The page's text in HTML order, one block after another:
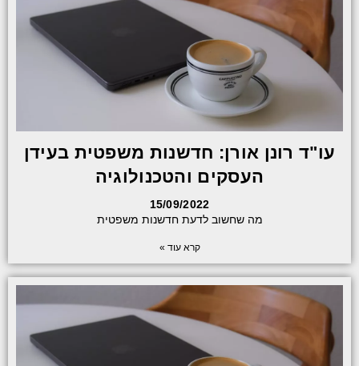
עו"ד רונן אורן: חדשנות משפטית בעידן
העסקים והטכנולוגיה
15/09/2022
מה שחשוב לדעת חדשנות משפטית
קרא עוד »